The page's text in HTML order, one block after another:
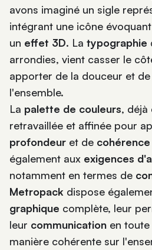
avons imaginé un sigle
intégrant une icône
un effet 3D. La typographie
arrondies, vient casser le
apporter de la douceur et
l'ensemble.
La palette de couleurs, déjà
retravaillée et affinée pour
profondeur et de
également aux exigences
notamment en termes de
Metropack dispose
graphique complète, leur
leur communication en
manière cohérente sur